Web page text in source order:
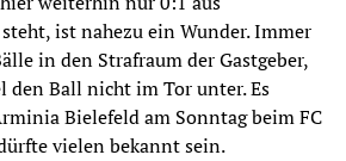
ist nahezu ein Wunder. Immer
in den Strafraum der Gastgeber,
den Ball nicht im Tor unter. Es
Bielefeld am Sonntag beim FC
vielen bekannt sein.